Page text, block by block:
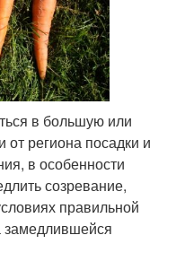
в большую или
региона посадки и
в особенности
созревание,
правильной
замедлившейся